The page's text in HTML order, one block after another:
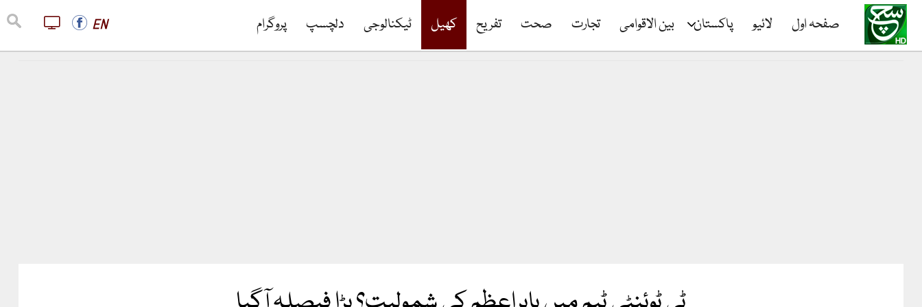
صفحہ اول لائیو پاکستان بین الاقوامی تجارت صحت تفریح کھیل ٹیکنالوجی دلچسپ پروگرام EN